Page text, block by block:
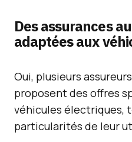
Des assurances
adaptées aux
Oui, plusieurs
proposent des offres
véhicules électriques,
particularités de leur